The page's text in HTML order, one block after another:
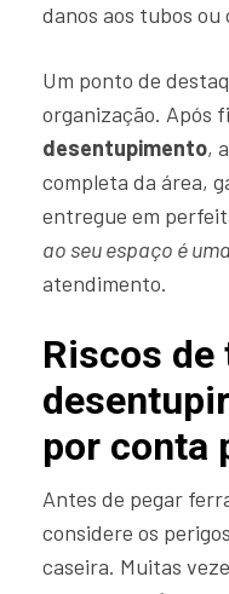
danos aos tubos ou
Um ponto de
organização. Após
desentupimento,
completa da área,
entregue em
ao seu espaço é
atendimento.
Riscos de
por conta
Antes de pegar
considere os
caseira. Muitas